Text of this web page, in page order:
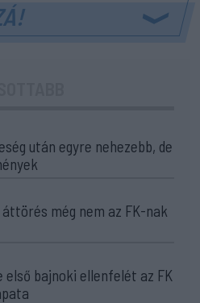
után egyre nehezebb, de
még nem az FK-nak
első bajnoki ellenfelét az FK